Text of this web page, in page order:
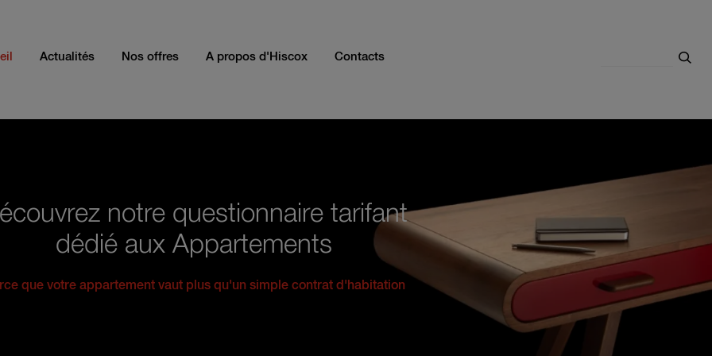
Actualités Nos offres A propos d'Hiscox Contacts
notre questionnaire tarifant
dédié aux Appartements
que votre appartement vaut plus qu'un simple contrat d'habitation